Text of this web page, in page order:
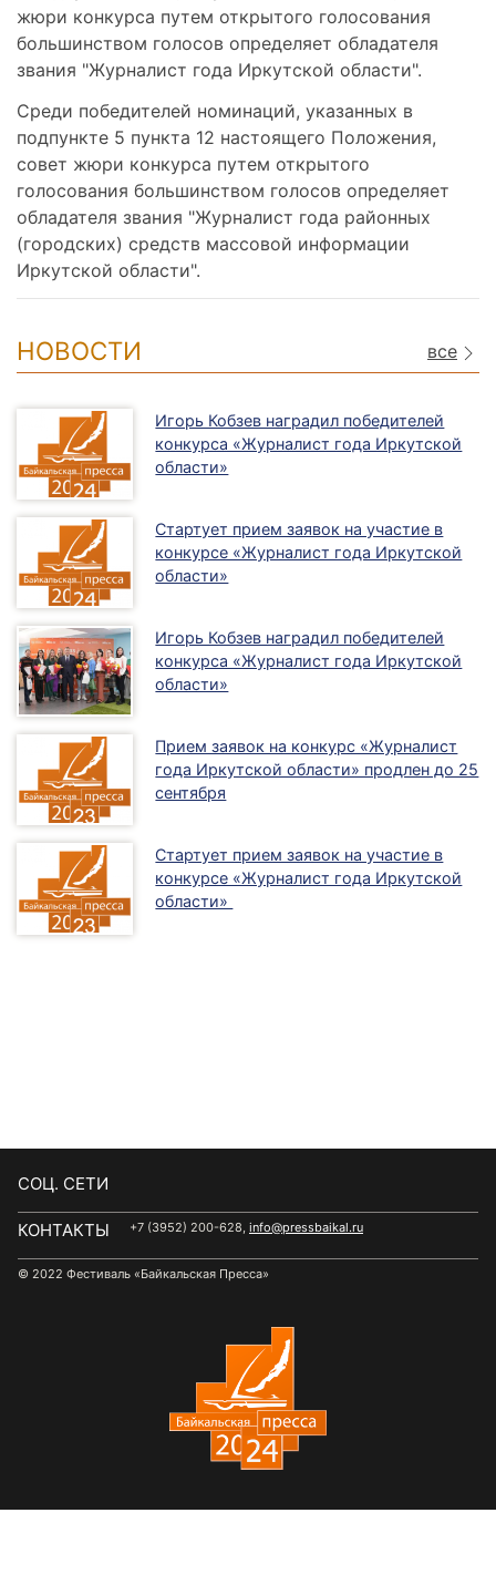
жюри конкурса путем открытого голосования
большинством голосов определяет обладателя
звания "Журналист года Иркутской области".
Среди победителей номинаций, указанных в
подпункте 5 пункта 12 настоящего Положения,
совет жюри конкурса путем открытого
голосования большинством голосов определяет
обладателя звания "Журналист года районных
(городских) средств массовой информации
Иркутской области".
все
НОВОСТИ
Игорь Кобзев наградил победителей
конкурса «Журналист года Иркутской
области»
Стартует прием заявок на участие в
конкурсе «Журналист года Иркутской
области»
Игорь Кобзев наградил победителей
конкурса «Журналист года Иркутской
области»
Прием заявок на конкурс «Журналист
года Иркутской области» продлен до 25
сентября
Стартует прием заявок на участие в
конкурсе «Журналист года Иркутской
области»
CОЦ. СЕТИ
КОНТАКТЫ +7 (3952) 200-628, info@pressbaikal.ru
© 2022 Фестиваль «Байкальская Пресса»